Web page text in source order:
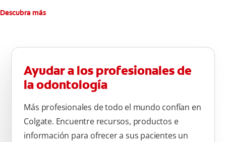
Descubra más
Ayudar a los profesionales de
la odontología
Más profesionales de todo el mundo confían en
Colgate. Encuentre recursos, productos e
información para ofrecer a sus pacientes un